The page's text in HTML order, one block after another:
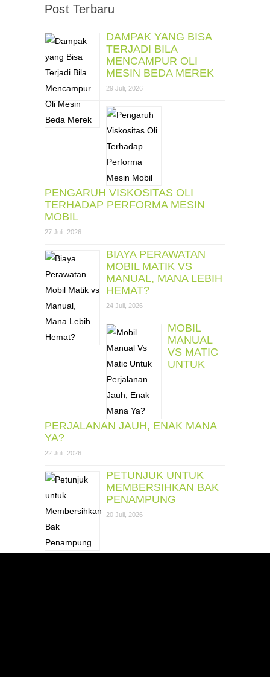
Post Terbaru
DAMPAK YANG BISA
TERJADI BILA
MENCAMPUR OLI
MESIN BEDA MEREK
29 Juli, 2026
PENGARUH VISKOSITAS OLI
TERHADAP PERFORMA MESIN
MOBIL
27 Juli, 2026
BIAYA PERAWATAN
MOBIL MATIK VS
MANUAL, MANA LEBIH
HEMAT?
24 Juli, 2026
MOBIL
MANUAL
VS MATIC
UNTUK
PERJALANAN JAUH, ENAK MANA
YA?
22 Juli, 2026
PETUNJUK UNTUK
MEMBERSIHKAN BAK
PENAMPUNG
20 Juli, 2026